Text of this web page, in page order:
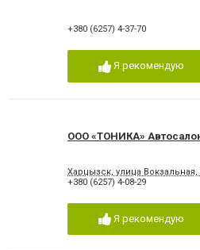
+380 (6257) 4-37-70
Я рекомендую
ООО «ТОНИКА» Автосалон
Харцызск, улица Вокзальная,
+380 (6257) 4-08-29
Я рекомендую